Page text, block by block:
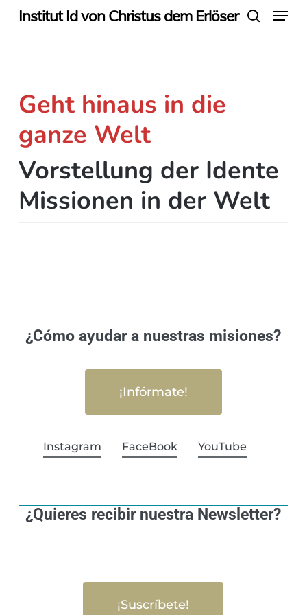
SkipInstitut Id von Christus dem Erlöser Menu
Geht hinaus in die
ganze Welt
Vorstellung der Idente
Missionen in der Welt
¿Cómo ayudar a nuestras misiones?
¡Infórmate!
Instagram FaceBook YouTube
¿Quieres recibir nuestra Newsletter?
¡Suscríbete!